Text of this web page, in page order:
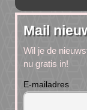
Mail
Wil je de
nu gratis in!
E-mailadres